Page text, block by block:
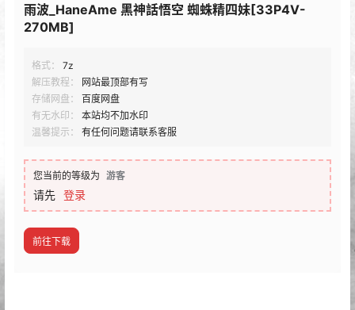
雨波_HaneAme 黑神話悟空 蜘蛛精四妹[33P4V-
270MB]
格式：
7z
解压教程：
网站最顶部有写
存储网盘：
百度网盘
有无水印：
本站均不加水印
温馨提示：
有任何问题请联系客服
您当前的等级为 游客
请先 登录
前往下载